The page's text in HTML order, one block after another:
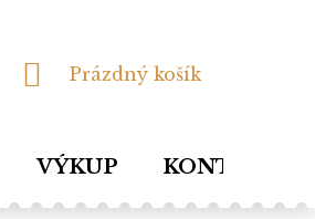
NÁKUPNÍ
Prázdný košík
VÝKUP KONTAKTY